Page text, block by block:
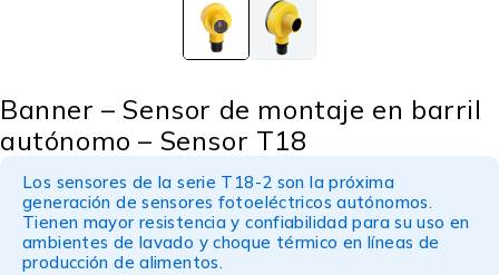
Banner – Sensor de montaje en barril
autónomo – Sensor T18
Los sensores de la serie T18-2 son la próxima
generación de sensores fotoeléctricos autónomos.
Tienen mayor resistencia y confiabilidad para su uso en
ambientes de lavado y choque térmico en líneas de
producción de alimentos.